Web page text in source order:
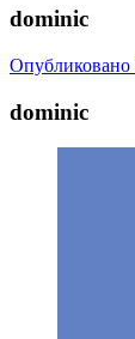
dominic
Опубликовано
dominic